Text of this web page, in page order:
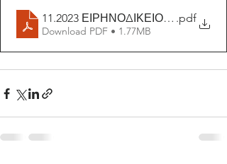
11.2023 ΕΙΡΗΝΟΔΙΚΕΙΟ ΠΕΙΡΑΙΑ
.pdf
Download PDF • 1.77MB